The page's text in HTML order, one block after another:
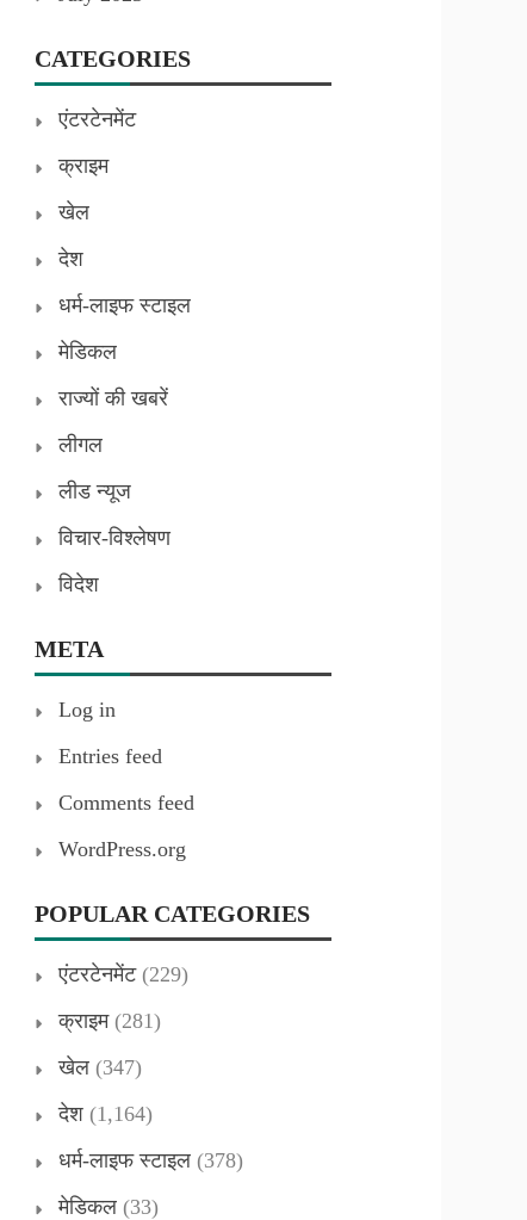
CATEGORIES
एंटरटेनमेंट
क्राइम
खेल
देश
धर्म-लाइफ स्टाइल
मेडिकल
राज्यों की खबरें
लीगल
लीड न्यूज
विचार-विश्लेषण
विदेश
META
Log in
Entries feed
Comments feed
WordPress.org
POPULAR CATEGORIES
एंटरटेनमेंट(229)
क्राइम(281)
खेल (347)
देश (1,164)
धर्म-लाइफ स्टाइल (378)
मेडिकल (33)